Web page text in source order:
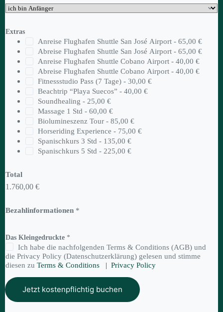
Extras
Anreise Flughafen Shuttle San José Airport -65,00 €
Abreise Flughafen Shuttle San José Airport -65,00 €
Anreise Flughafen Shuttle Cobano Airport -40,00 €
Abreise Flughafen Shuttle Cobano Airport -40,00 €
Fitnessstudio Pass (7 Tage) -30,00 €
Beachtrip “Playa Suecos” -40,00 €
Soundhealing - 25,00 €
Massage 1 Std -60,00 €
Biolumineszenz Tour -85,00 €
Horseriding Experience - 75,00 €
Spanischkurs 3 Std - 135,00 €
Spanischkurs 5 Std - 225,00 €
Total
1.760,00 €
Bezahlinformationen *
Das Kleingedruckte *
Ich habe die nachfolgenden Terms & Conditions (AGB) und
die Privacy Policy (Datenschutzerklärung) gelesen und stimme
diesen zu Terms & Conditions | Privacy Policy
Jetzt kostenpflichtig buchen